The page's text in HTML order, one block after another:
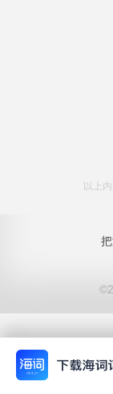
以上